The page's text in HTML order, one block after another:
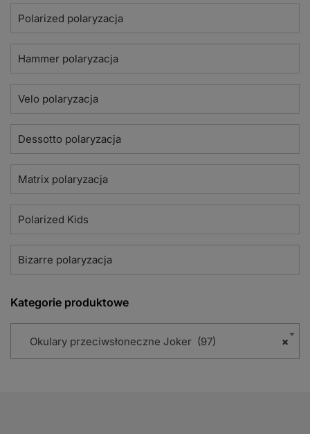
Polarized polaryzacja
Hammer polaryzacja
Velo polaryzacja
Dessotto polaryzacja
Matrix polaryzacja
Polarized Kids
Bizarre polaryzacja
Kategorie produktowe
×
Okulary przeciwsłoneczne Joker (97)